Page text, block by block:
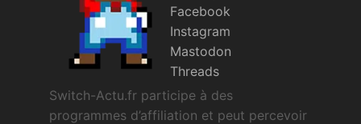
Facebook
Instagram
Mastodon
Threads
Switch-Actu.fr participe à des
programmes d’affiliation et peut percevoir